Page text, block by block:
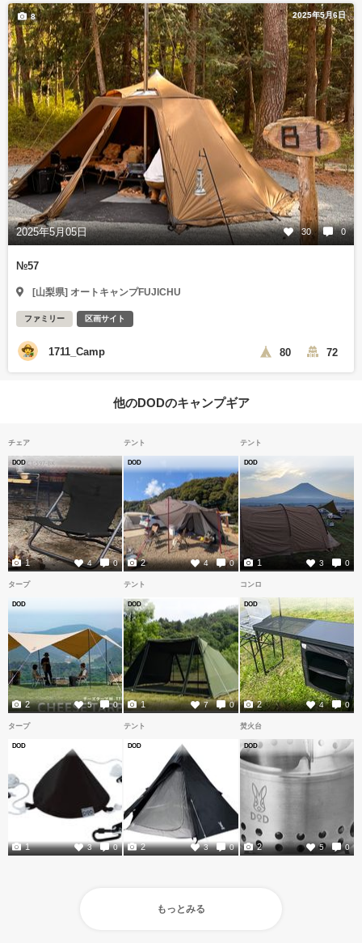
2025年5月6日
2025年5月05日 30 0
8
№57
[山梨県] オートキャンプFUJICHU
ファミリー 区画サイト
1711_Camp 80 72
他のDODのキャンプギア
チェア
DOD
4 0
1
テント
DOD
4 0
2
テント
DOD
3 0
1
タープ
DOD
5 0
2
テント
DOD
7 0
1
コンロ
DOD
4 0
2
タープ
DOD
3 0
1
テント
DOD
3 0
2
焚火台
DOD
5 0
2
もっとみる